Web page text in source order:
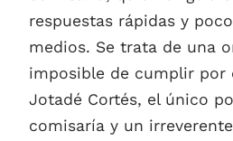
respuestas rápidas y
medios. Se trata de una
imposible de cumplir por
Jotadé Cortés, el único
comisaría y un